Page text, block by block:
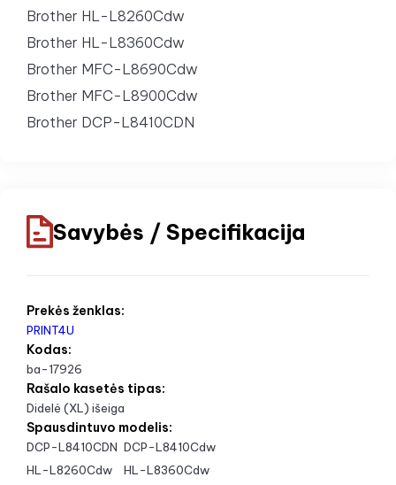
Brother HL-L8260Cdw
Brother HL-L8360Cdw
Brother MFC-L8690Cdw
Brother MFC-L8900Cdw
Brother DCP-L8410CDN
Savybės / Specifikacija
Prekės ženklas:
PRINT4U
Kodas:
ba-17926
Rašalo kasetės tipas:
Didelė (XL) išeiga
Spausdintuvo modelis:
DCP-L8410CDN DCP-L8410Cdw
HL-L8260Cdw
HL-L8360Cdw